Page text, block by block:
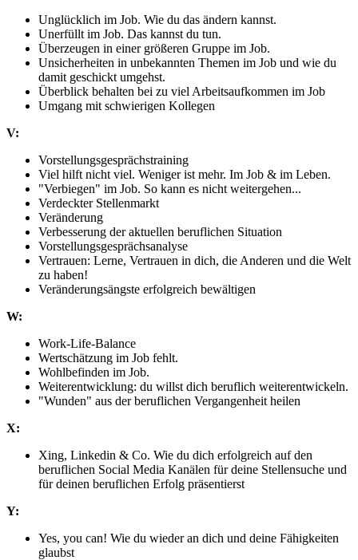
Unglücklich im Job. Wie du das ändern kannst.
Unerfüllt im Job. Das kannst du tun.
Überzeugen in einer größeren Gruppe im Job.
Unsicherheiten in unbekannten Themen im Job und wie du
damit geschickt umgehst.
Überblick behalten bei zu viel Arbeitsaufkommen im Job
Umgang mit schwierigen Kollegen
V:
Vorstellungsgesprächstraining
Viel hilft nicht viel. Weniger ist mehr. Im Job & im Leben.
"Verbiegen" im Job. So kann es nicht weitergehen...
Verdeckter Stellenmarkt
Veränderung
Verbesserung der aktuellen beruflichen Situation
Vorstellungsgesprächsanalyse
Vertrauen: Lerne, Vertrauen in dich, die Anderen und die Welt
zu haben!
Veränderungsängste erfolgreich bewältigen
W:
Work-Life-Balance
Wertschätzung im Job fehlt.
Wohlbefinden im Job.
Weiterentwicklung: du willst dich beruflich weiterentwickeln.
"Wunden" aus der beruflichen Vergangenheit heilen
X:
Xing, Linkedin & Co. Wie du dich erfolgreich auf den
beruflichen Social Media Kanälen für deine Stellensuche und
für deinen beruflichen Erfolg präsentierst
Y:
Yes, you can! Wie du wieder an dich und deine Fähigkeiten
glaubst